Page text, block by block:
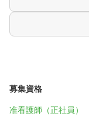
募集資格
准看護師（正社員）